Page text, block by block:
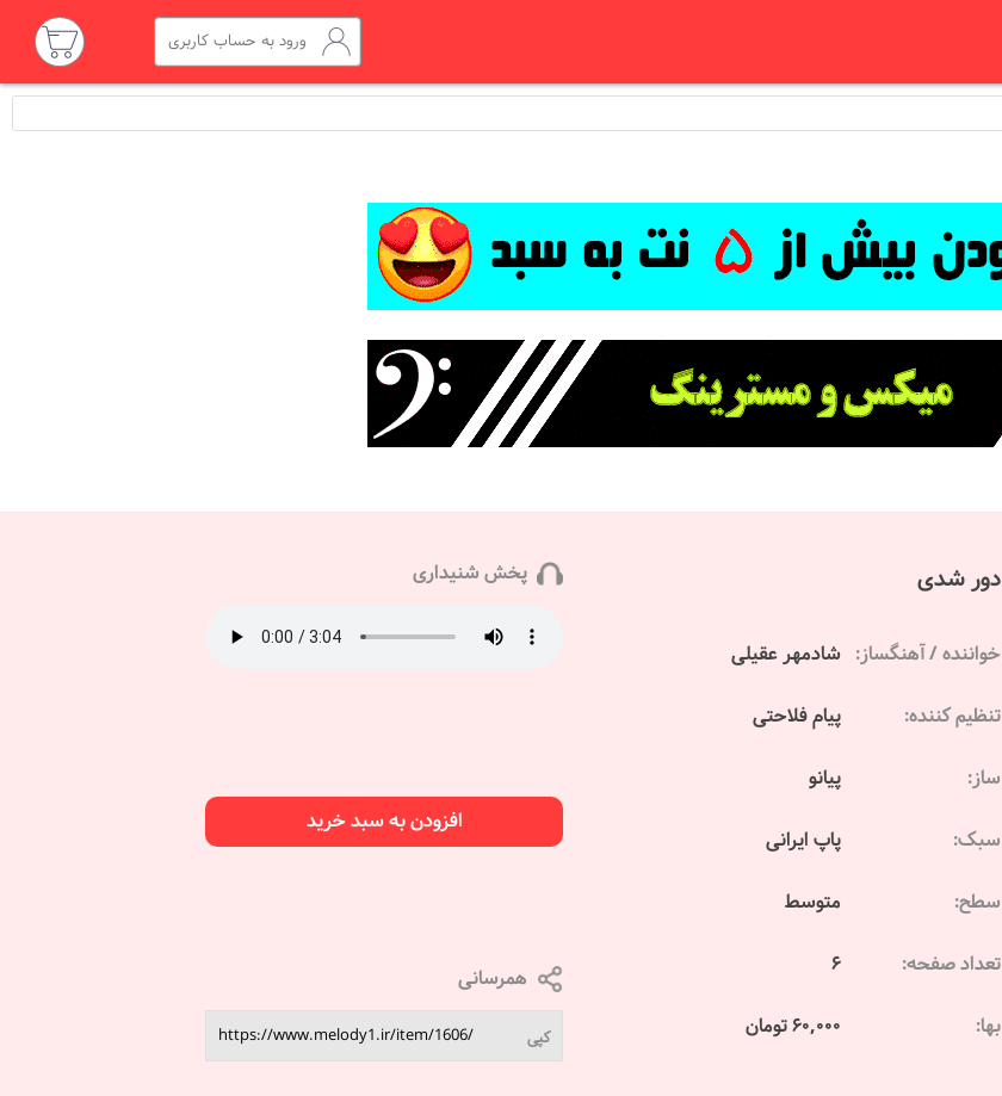
ورود به حساب کاربری
دور شدی
خواننده / آهنگساز: شادمهر عقیلی
تنظیم کننده: پیام فلاحتی
ساز: پیانو
سبک: پاپ ایرانی
سطح: متوسط
تعداد صفحه: 6
بها: 60,000 تومان
پخش شنیداری
افزودن به سبد خرید
همرسانی
کپی